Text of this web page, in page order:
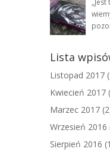
Lista
Listopad 2017
Kwiecień 2017
Marzec 2017
Wrzesień 2016
Sierpień 2016